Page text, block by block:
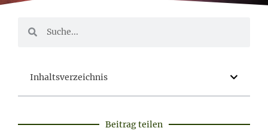
Inhaltsverzeichnis
Beitrag teilen